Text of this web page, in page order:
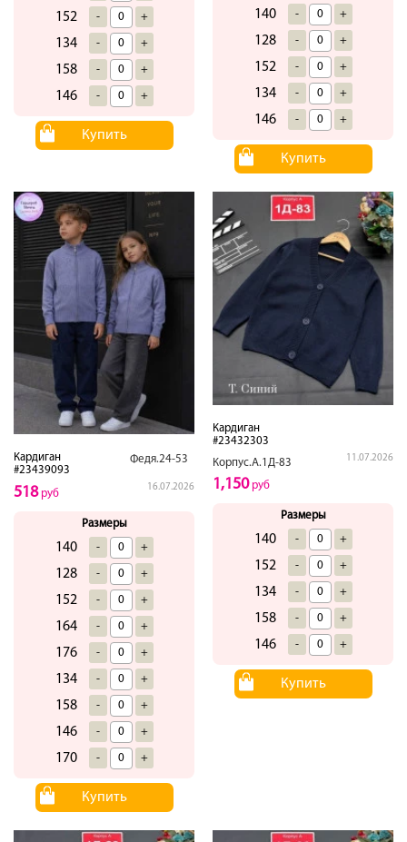
152 - +
134 - +
158 - +
146 - +
Купить
140 - +
128 - +
152 - +
134 - +
146 - +
Купить
Кардиган
#23439093
Федя.24-53
16.07.2026
518руб
Размеры
140 - +
128 - +
152 - +
164 - +
176 - +
134 - +
158 - +
146 - +
170 - +
Купить
Кардиган
#23432303
Корпус.А.1Д-83
11.07.2026
1,150руб
Размеры
140 - +
152 - +
134 - +
158 - +
146 - +
Купить